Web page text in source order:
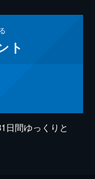
ト
日間ゆっくりと